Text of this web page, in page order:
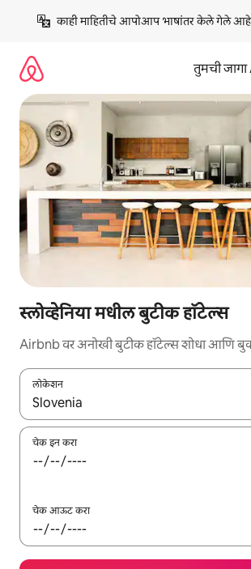
काही माहितीचे आपोआप भाषांतर केले गेले
तुमची
स्लोव्हेनिया मधील बुटीक हॉटेल्स
Airbnb वर अनोखी बुटीक हॉटेल्स शोधा आणि
लोकेशन
जेव्हा परिणाम उपलब्ध असतील, तेव्हा वरच्या आणि
चेक इन करा
चेक आऊट करा